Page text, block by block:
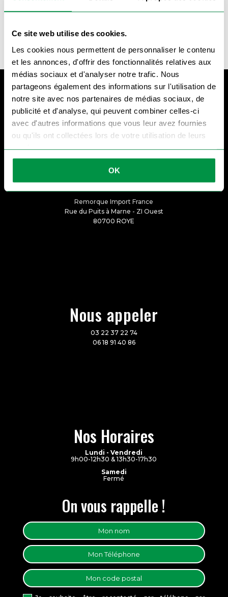
Ce site web utilise des cookies.
Les cookies nous permettent de personnaliser le contenu
et les annonces, d'offrir des fonctionnalités relatives aux
médias sociaux et d'analyser notre trafic. Nous
partageons également des informations sur l'utilisation de
notre site avec nos partenaires de médias sociaux, de
publicité et d'analyse, qui peuvent combiner celles-ci
avec d'autres informations que vous leur avez fournies
ou qu'ils ont collectées lors de votre utilisation de leurs
services.
OK
Nous rencontrer
Remorque Import France
Rue du Puits à Marne - ZI Ouest
80700 ROYE
Nous appeler
03 22 37 22 74
06 18 91 40 86
Nos Horaires
Lundi - Vendredi
9h00-12h30 & 13h30-17h30
Samedi
Fermé
On vous rappelle !